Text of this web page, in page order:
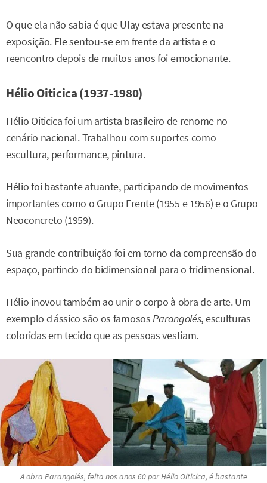
O que ela não sabia é que Ulay estava presente na
exposição. Ele sentou-se em frente da artista e o
reencontro depois de muitos anos foi emocionante.
Hélio Oiticica (1937-1980)
Hélio Oiticica foi um artista brasileiro de renome no
cenário nacional. Trabalhou com suportes como
escultura, performance, pintura.
Hélio foi bastante atuante, participando de movimentos
importantes como o Grupo Frente (1955 e 1956) e o Grupo
Neoconcreto (1959).
Sua grande contribuição foi em torno da compreensão do
espaço, partindo do bidimensional para o tridimensional.
Hélio inovou também ao unir o corpo à obra de arte. Um
exemplo clássico são os famososParangolés, esculturas
coloridas em tecido que as pessoas vestiam.
A obra Parangolés, feita nos anos 60 por Hélio Oiticica, é bastante